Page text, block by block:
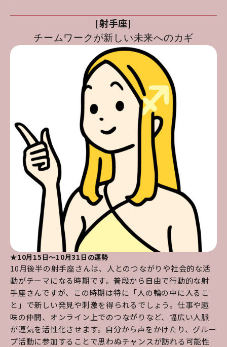
[射手座]
チームワークが新しい未来へのカギ
★10月15日～10月31日の運勢
10月後半の射手座さんは、人とのつながりや社会的な活
動がテーマになる時期です。普段から自由で行動的な射
手座さんですが、この時期は特に「人の輪の中に入るこ
と」で新しい発見や刺激を得られるでしょう。仕事や趣
味の仲間、オンライン上でのつながりなど、幅広い人脈
が運気を活性化させます。自分から声をかけたり、グルー
プ活動に参加することで思わぬチャンスが訪れる可能性